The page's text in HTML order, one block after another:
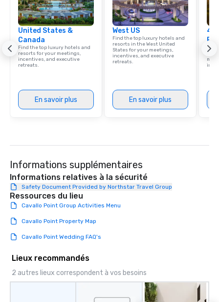
United States &
Canada
Find the top luxury hotels and
resorts for your meetings,
incentives, and executive
retreats.
En savoir plus
West US
Find the top luxury hotels and
resorts in the West United
States for your meetings,
incentives, and executive
retreats.
En savoir plus
4
Informations supplémentaires
Informations relatives à la sécurité
Safety Document Provided by Northstar Travel Group
Ressources du lieu
Cavallo Point Group Activities Menu
Cavallo Point Property Map
Cavallo Point Wedding FAQ's
Lieux recommandés
2 autres lieux correspondent à vos besoins